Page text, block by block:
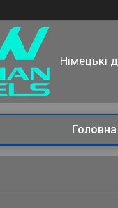
Німецькі
Головна